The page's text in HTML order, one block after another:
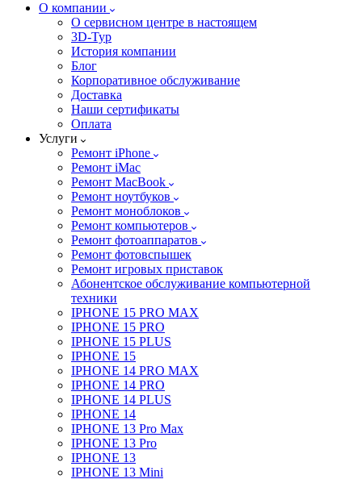
О компании
О сервисном центре в настоящем
3D-Тур
История компании
Блог
Корпоративное обслуживание
Доставка
Наши сертификаты
Оплата
Услуги
Ремонт iPhone
Ремонт iMac
Ремонт MacBook
Ремонт ноутбуков
Ремонт моноблоков
Ремонт компьютеров
Ремонт фотоаппаратов
Ремонт фотовспышек
Ремонт игровых приставок
Абонентское обслуживание компьютерной
техники
IPHONE 15 PRO MAX
IPHONE 15 PRO
IPHONE 15 PLUS
IPHONE 15
IPHONE 14 PRO MAX
IPHONE 14 PRO
IPHONE 14 PLUS
IPHONE 14
IPHONE 13 Pro Max
IPHONE 13 Pro
IPHONE 13
IPHONE 13 Mini